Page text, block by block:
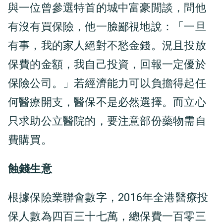
與一位曾參選特首的城中富豪閒談，問他
有沒有買保險，他一臉鄙視地說：「一旦
有事，我的家人絕對不愁金錢。況且投放
保費的金額，我自己投資，回報一定優於
保險公司。」若經濟能力可以負擔得起任
何醫療開支，醫保不是必然選擇。而立心
只求助公立醫院的，要注意部份藥物需自
費購買。
蝕錢生意
根據保險業聯會數字，2016年全港醫療投
保人數為四百三十七萬，總保費一百零三